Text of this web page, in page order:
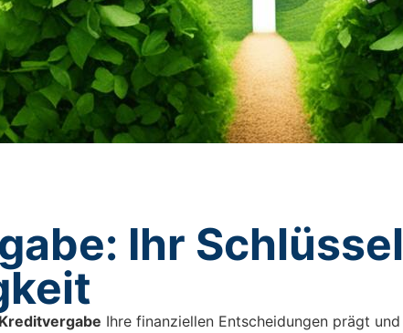
Ihr Schlüssel
Ihre finanziellen Entscheidungen prägt und